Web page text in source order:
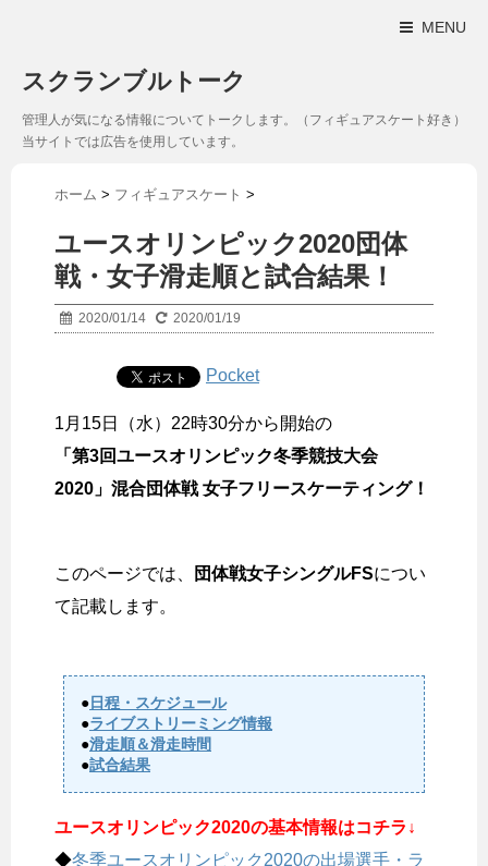
MENU
スクランブルトーク
管理人が気になる情報についてトークします。（フィギュアスケート好き）
当サイトでは広告を使用しています。
ホーム > フィギュアスケート >
ユースオリンピック2020団体
戦・女子滑走順と試合結果！
2020/01/14 2020/01/19
Pocket
1月15日（水）22時30分から開始の
「第3回ユースオリンピック冬季競技大会
2020」混合団体戦 女子フリースケーティング！
このページでは、 団体戦女子シングルFSについ
て記載します。
●日程・スケジュール
●ライブストリーミング情報
●滑走順＆滑走時間
●試合結果
ユースオリンピック2020の基本情報はコチラ↓
◆冬季ユースオリンピック2020の出場選手・ラ